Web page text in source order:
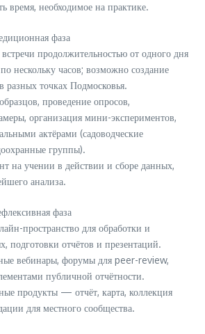
время, необходимое на практике.
фаза
продолжительностью от одного дня
нескольку часов; возможно создание
разных точках Подмосковья.
проведение опросов,
организация мини-экспериментов,
актёрами (садоводческие
группы).
на учении в действии и сборе данных,
анализа.
фаза
пространство для обработки и
подготовки отчётов и презентаций.
вебинары, форумы для peer-review,
публичной отчётности.
продукты — отчёт, карта, коллекция
для местного сообщества.